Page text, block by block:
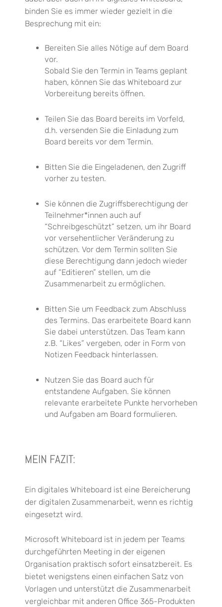
binden Sie es immer wieder gezielt in die
Besprechung mit ein:
Bereiten Sie alles Nötige auf dem Board
vor.
Sobald Sie den Termin in Teams geplant
haben, können Sie das Whiteboard zur
Vorbereitung bereits öffnen.
Teilen Sie das Board bereits im Vorfeld,
d.h. versenden Sie die Einladung zum
Board bereits vor dem Termin.
Bitten Sie die Eingeladenen, den Zugriff
vorher zu testen.
Sie können die Zugriffsberechtigung der
Teilnehmer*innen auch auf
“Schreibgeschützt” setzen, um ihr Board
vor versehentlicher Veränderung zu
schützen. Vor dem Termin sollten Sie
diese Berechtigung dann jedoch wieder
auf “Editieren” stellen, um die
Zusammenarbeit zu ermöglichen.
Bitten Sie um Feedback zum Abschluss
des Termins. Das erarbeitete Board kann
Sie dabei unterstützen. Das Team kann
z.B. “Likes” vergeben, oder in Form von
Notizen Feedback hinterlassen.
Nutzen Sie das Board auch für
entstandene Aufgaben. Sie können
relevante erarbeitete Punkte hervorheben
und Aufgaben am Board formulieren.
MEIN FAZIT:
Ein digitales Whiteboard ist eine Bereicherung
der digitalen Zusammenarbeit, wenn es richtig
eingesetzt wird.
Microsoft Whiteboard ist in jedem per Teams
durchgeführten Meeting in der eigenen
Organisation praktisch sofort einsatzbereit. Es
bietet wenigstens einen einfachen Satz von
Vorlagen und unterstützt die Zusammenarbeit
vergleichbar mit anderen Office 365-Produkten